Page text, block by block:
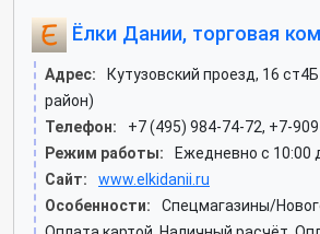
Ёлки Дании, торговая
Адрес:
Кутузовский проезд, 16
район)
Телефон:
+7 (495) 984-74-72, +7-
Режим работы:
Ежедневно с 10:00
Сайт:
www.elkidanii.ru
Особенности:
Спецмагазины/